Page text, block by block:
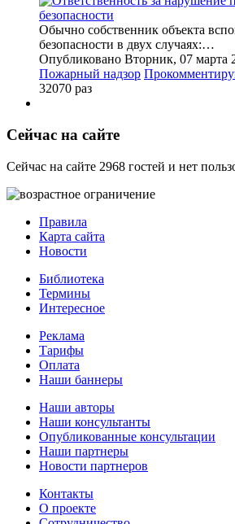
Обычно собственник объекта
безопасности в двух случаях:…
Опубликовано Вторник, 07 марта
Пожарный надзор
32070 раз
Сейчас на сайте
Сейчас на сайте 2968 гостей и нет
Правила
Карта сайта
Новости
Библиотека
Термины
Интересное
Реклама
Тарифы
Оплата
Наши баннеры
Наши авторы
Наши консультанты
Опубликованные консультации
Наши партнеры
Новости партнеров
Контакты
О проекте